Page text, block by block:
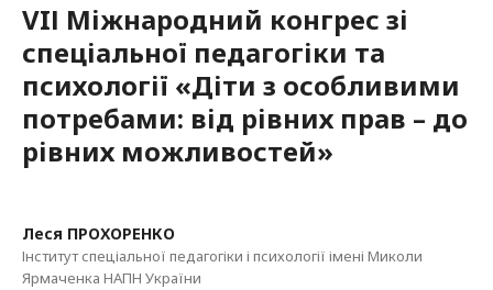
VIІ Міжнародний конгрес зі
спеціальної педагогіки та
психології «Діти з особливими
потребами: від рівних прав – до
рівних можливостей»
Леся ПРОХОРЕНКО
Інститут спеціальної педагогіки і психології імені Миколи
Ярмаченка НАПН України